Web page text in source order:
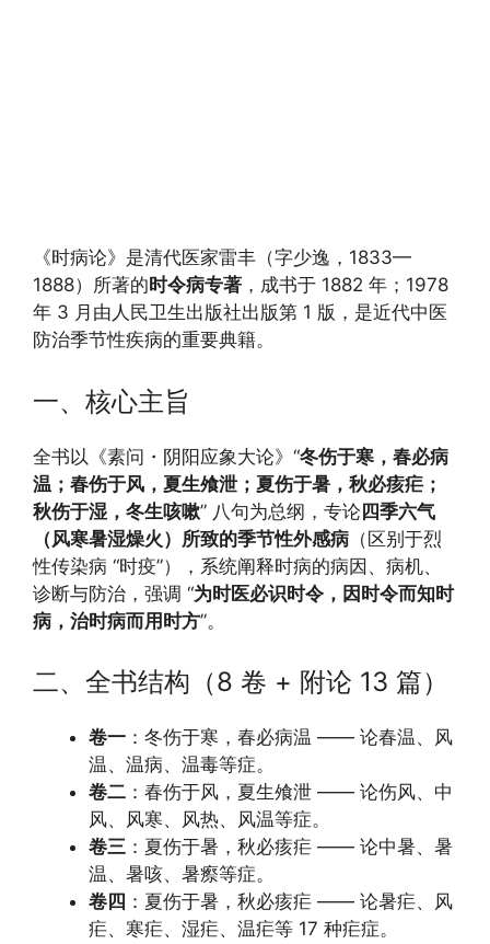
《时病论》是清代医家雷丰（字少逸，1833—
1888）所著的时令病专著 ，成书于 1882 年；1978
年 3 月由人民卫生出版社出版第 1 版，是近代中医
防治季节性疾病的重要典籍。
一、核心主旨
全书以《素问・阴阳应象大论》“冬伤于寒，春必病
温；春伤于风，夏生飧泄；夏伤于暑，秋必痎疟；
秋伤于湿，冬生咳嗽” 八句为总纲，专论四季六气
（风寒暑湿燥火）所致的季节性外感病 （区别于烈
性传染病 “时疫”），系统阐释时病的病因、病机、
诊断与防治，强调 “为时医必识时令，因时令而知时
病，治时病而用时方”。
二、全书结构（8 卷 + 附论 13 篇）
卷一 ：冬伤于寒，春必病温 —— 论春温、风
温、温病、温毒等症。
卷二 ：春伤于风，夏生飧泄 —— 论伤风、中
风、风寒、风热、风温等症。
卷三 ：夏伤于暑，秋必痎疟 —— 论中暑、暑
温、暑咳、暑瘵等症。
卷四 ：夏伤于暑，秋必痎疟 —— 论暑疟、风
疟、寒疟、湿疟、温疟等 17 种疟症。